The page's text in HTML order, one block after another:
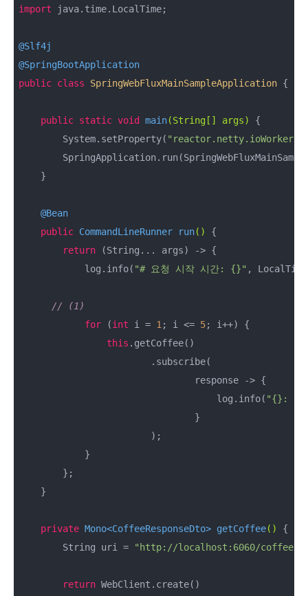
import java.time.LocalTime;
@Slf4j
@SpringBootApplication
public class SpringWebFluxMainSampleApplication {
public static void main(String[] args)
{
        System.setProperty(
    }
@Bean
public CommandLineRunner run()
{
return (String... args) -> {
            log.info(
"# 요청 시작 시간: {}" ,
// (1)
for (int i = 1 ; i <= 5; i++) {
this .getCoffee()
                        .subscribe(
                                response -> {
                                    log.info(
"{}:
                                }
                        );
            }
        };
    }
private Mono<CoffeeResponseDto> getCoffee()
{
        String uri =
"http://localhost:6060/coffees/
return WebClient.create()